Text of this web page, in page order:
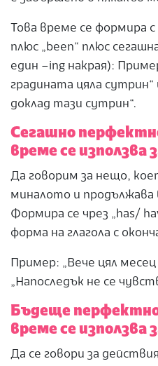
Това време се формира с
плюс „been“ плюс
един –ing накрая):
градината цяла сутрин“
доклад тази сутрин“.
Сегашно
време се използва
Да говорим за нещо,
миналото и
Формира се чрез „has/
форма на глагола с
Пример: „Вече цял
„Напоследък не се
Бъдеще
време се използва
Да се ​​говори за